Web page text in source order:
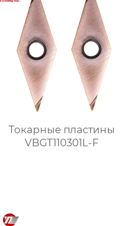
Токарные пластины
VBGT110301L-F